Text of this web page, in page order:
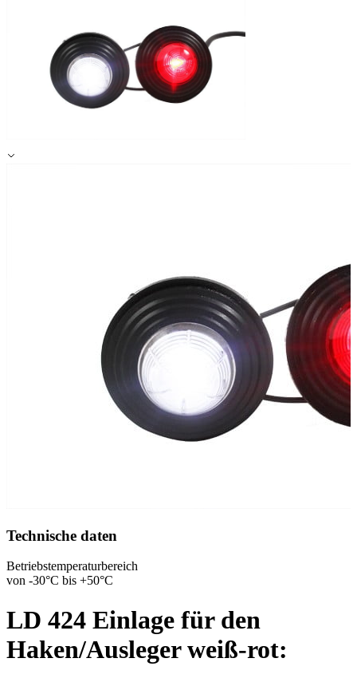
Technische daten
Betriebstemperaturbereich
von -30°C bis +50°C
LD 424 Einlage für den
Haken/Ausleger weiß-rot:
Meine Einstellungen speichern
Alle akzeptieren